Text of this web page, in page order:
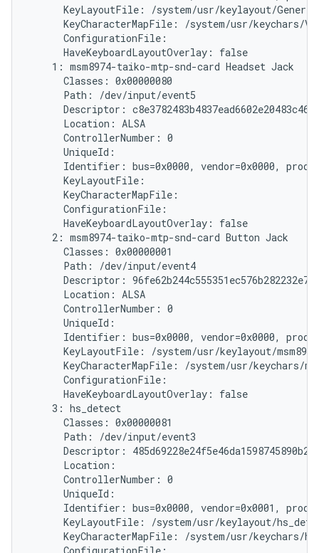
KeyLayoutFile: /system/usr/keylayout/
KeyCharacterMapFile: /system/usr/keychars/
      ConfigurationFile:
      HaveKeyboardLayoutOverlay: false
    1: msm8974-taiko-mtp-snd-card Headset Jack
      Classes: 0x00000080
      Path: /dev/input/event5
Descriptor:
      Location: ALSA
      ControllerNumber: 0
      UniqueId:
Identifier: bus=0x0000, vendor=0x0000,
      KeyLayoutFile:
      KeyCharacterMapFile:
      ConfigurationFile:
      HaveKeyboardLayoutOverlay: false
    2: msm8974-taiko-mtp-snd-card Button Jack
      Classes: 0x00000001
      Path: /dev/input/event4
Descriptor:
      Location: ALSA
      ControllerNumber: 0
      UniqueId:
Identifier: bus=0x0000, vendor=0x0000,
KeyLayoutFile: /system/usr/keylayout/
KeyCharacterMapFile: /system/usr/keychars/
      ConfigurationFile:
      HaveKeyboardLayoutOverlay: false
    3: hs_detect
      Classes: 0x00000081
      Path: /dev/input/event3
Descriptor:
      Location:
      ControllerNumber: 0
      UniqueId:
Identifier: bus=0x0000, vendor=0x0001,
KeyLayoutFile: /system/usr/keylayout/
KeyCharacterMapFile: /system/usr/keychars/